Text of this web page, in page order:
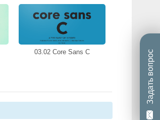
03.02 Core Sans C Задать вопрос